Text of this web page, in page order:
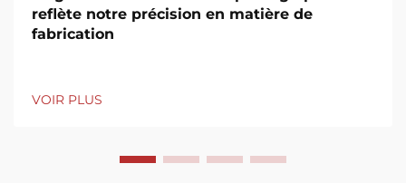
reflète notre précision en matière de
fabrication
VOIR PLUS